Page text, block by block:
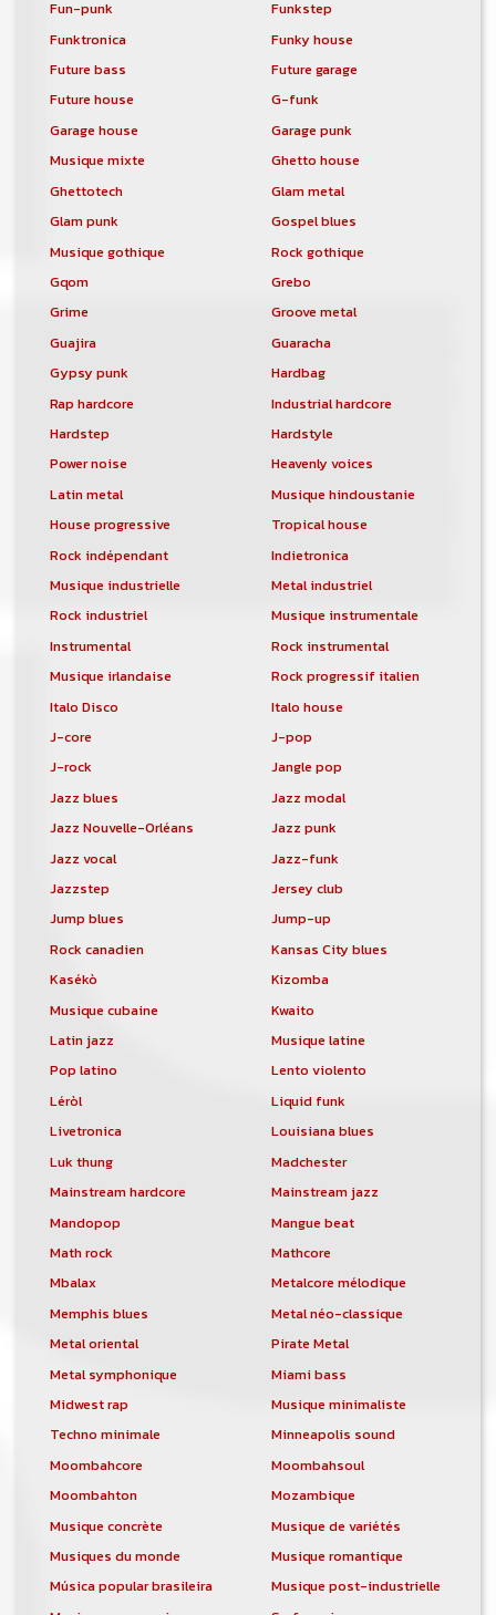
Fun-punk
Funkstep
Funktronica
Funky house
Future bass
Future garage
Future house
G-funk
Garage house
Garage punk
Musique mixte
Ghetto house
Ghettotech
Glam metal
Glam punk
Gospel blues
Musique gothique
Rock gothique
Gqom
Grebo
Grime
Groove metal
Guajira
Guaracha
Gypsy punk
Hardbag
Rap hardcore
Industrial hardcore
Hardstep
Hardstyle
Power noise
Heavenly voices
Latin metal
Musique hindoustanie
House progressive
Tropical house
Rock indépendant
Indietronica
Musique industrielle
Metal industriel
Rock industriel
Musique instrumentale
Instrumental
Rock instrumental
Musique irlandaise
Rock progressif italien
Italo Disco
Italo house
J-core
J-pop
J-rock
Jangle pop
Jazz blues
Jazz modal
Jazz Nouvelle-Orléans
Jazz punk
Jazz vocal
Jazz-funk
Jazzstep
Jersey club
Jump blues
Jump-up
Rock canadien
Kansas City blues
Kasékò
Kizomba
Musique cubaine
Kwaito
Latin jazz
Musique latine
Pop latino
Lento violento
Léròl
Liquid funk
Livetronica
Louisiana blues
Luk thung
Madchester
Mainstream hardcore
Mainstream jazz
Mandopop
Mangue beat
Math rock
Mathcore
Mbalax
Metalcore mélodique
Memphis blues
Metal néo-classique
Metal oriental
Pirate Metal
Metal symphonique
Miami bass
Midwest rap
Musique minimaliste
Techno minimale
Minneapolis sound
Moombahcore
Moombahsoul
Moombahton
Mozambique
Musique concrète
Musique de variétés
Musiques du monde
Musique romantique
Música popular brasileira
Musique post-industrielle